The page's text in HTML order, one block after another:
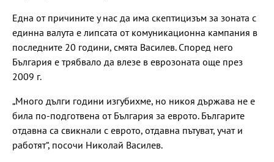
Една от причините у нас да има скептицизъм за зоната с
единна валута е липсата от комуникационна кампания в
последните 20 години, смята Василев. Според него
България е трябвало да влезе в еврозоната още през
2009 г.
„Много дълги години изгубихме, но никоя държава не е
била по-подготвена от България за еврото. Българите
отдавна са свикнали с еврото, отдавна пътуват, учат и
работят“, посочи Николай Василев.